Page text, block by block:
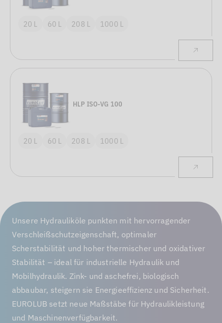
20 L 60 L 208 L 1000 L
HLP ISO-VG 100
20 L 60 L 208 L 1000 L
Unsere Hydrauliköle punkten mit hervorragender
Verschleißschutzeigenschaft, optimaler
Scherstabilität und hoher thermischer und oxidativer
Stabilität – ideal für industrielle Hydraulik und
Mobilhydraulik. Zink- und aschefrei, biologisch
abbaubar, steigern sie Energieeffizienz und Sicherheit.
EUROLUB setzt neue Maßstäbe für Hydraulikleistung
und Maschinenverfügbarkeit.